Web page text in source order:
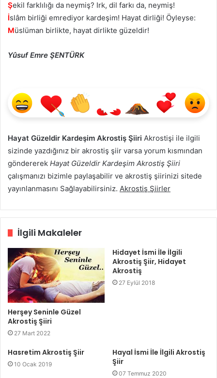
Şekil farklılığı da neymiş? Irk, dil farkı da, neymiş!
İslâm birliği emrediyor kardeşim! Hayat dirliği! Öyleyse:
Müslüman birlikte, hayat dirlikte güzeldir!
Yûsuf Emre ŞENTÜRK
Hayat Güzeldir Kardeşim Akrostiş Şiiri Akrostişi ile ilgili
sizinde yazdığınız bir akrostiş şiir varsa yorum kısmından
göndererek Hayat Güzeldir Kardeşim Akrostiş Şiiri
çalışmanızı bizimle paylaşabilir ve akrostiş şiirinizi sitede
yayınlanmasını Sağlayabilirsiniz. Akrostiş Şiirler
İlgili Makaleler
Herşey Seninle Güzel
Akrostiş Şiiri
27 Mart 2022
Hidayet İsmi İle İlgili
Akrostiş Şiir, Hidayet
Akrostiş
27 Eylül 2018
Hasretim Akrostiş Şiir
10 Ocak 2019
Hayal İsmi İle İlgili Akrostiş
Şiir
07 Temmuz 2020